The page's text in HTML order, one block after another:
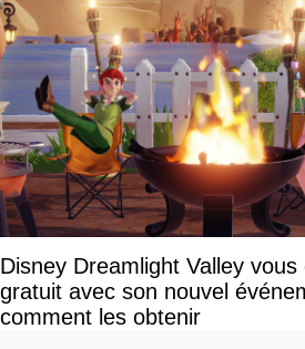
Disney Dreamlight Valley
gratuit avec son nouvel
comment les obtenir